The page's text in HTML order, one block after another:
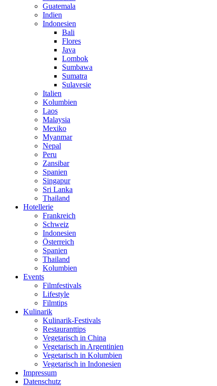
Guatemala
Indien
Indonesien
Bali
Flores
Java
Lombok
Sumbawa
Sumatra
Sulavesie
Italien
Kolumbien
Laos
Malaysia
Mexiko
Myanmar
Nepal
Peru
Zansibar
Spanien
Singapur
Sri Lanka
Thailand
Hotellerie
Frankreich
Schweiz
Indonesien
Österreich
Spanien
Thailand
Kolumbien
Events
Filmfestivals
Lifestyle
Filmtips
Kulinarik
Kulinarik-Festivals
Restauranttips
Vegetarisch in China
Vegetarisch in Argentinien
Vegetarisch in Kolumbien
Vegetarisch in Indonesien
Impressum
Datenschutz